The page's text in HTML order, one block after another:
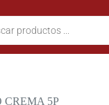
CREMA 5P